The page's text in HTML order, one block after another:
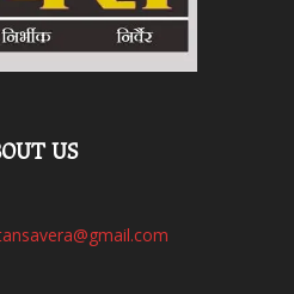
US